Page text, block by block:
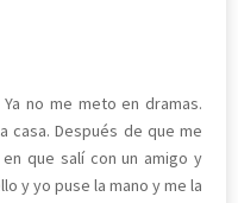
no me meto en dramas.
casa. Después de que me
que salí con un amigo y
y yo puse la mano y me la